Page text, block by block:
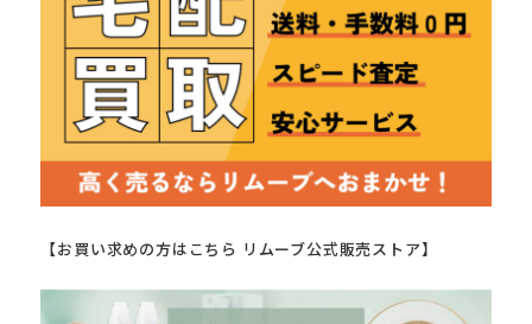
【お買い求めの方はこちら リムーブ公式販売ストア】